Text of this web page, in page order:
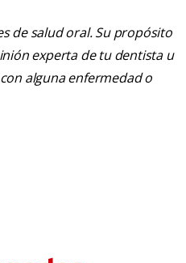
de salud oral. Su propósito
experta de tu dentista u
alguna enfermedad o